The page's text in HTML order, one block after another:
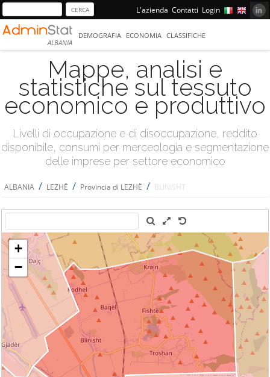
L'azienda Contatti Login
ALBANIA
DEMOGRAFIA ECONOMIA CLASSIFICHE
Mappe, analisi e
statistiche sul tessuto
economico e produttivo
Livelli di occupazione e di disoccupazione, reddito
disponibile, consumi per merceologia e segmentazione
delle imprese per settore economico
ALBANIA / LEZHË / Provincia di LEZHË / BLINISHT